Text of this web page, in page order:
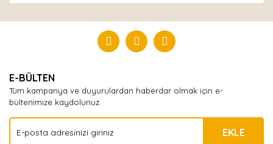
Yorum Yaz
E-BÜLTEN
Tüm kampanya ve duyurulardan haberdar olmak için e-
bültenimize kaydolunuz.
EKLE